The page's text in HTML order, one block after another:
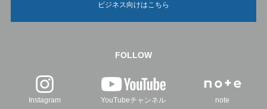
ビジネス向けはこちら
FOLLOW
Instagram YouTubeチャンネル note